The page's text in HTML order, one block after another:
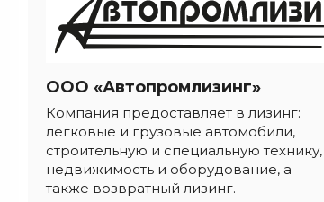
ООО «Автопромлизинг»
Компания предоставляет в лизинг:
легковые и грузовые автомобили,
строительную и специальную технику,
недвижимость и оборудование, а
также возвратный лизинг.